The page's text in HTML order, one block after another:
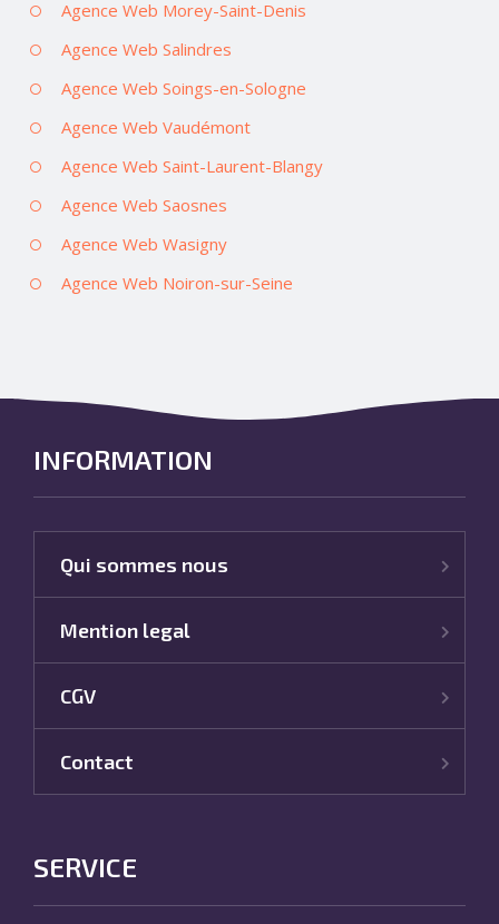
Agence Web Morey-Saint-Denis
Agence Web Salindres
Agence Web Soings-en-Sologne
Agence Web Vaudémont
Agence Web Saint-Laurent-Blangy
Agence Web Saosnes
Agence Web Wasigny
Agence Web Noiron-sur-Seine
INFORMATION
Qui sommes nous
Mention legal
CGV
Contact
SERVICE